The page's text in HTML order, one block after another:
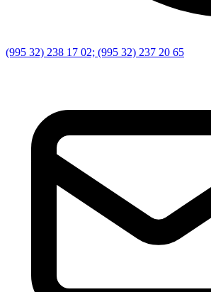
(995 32) 238 17 02; (995 32) 237 20 65